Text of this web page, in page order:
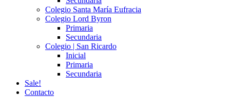
Colegio Santa María Eufracia
Colegio Lord Byron
Primaria
Secundaria
Colegio | San Ricardo
Inicial
Primaria
Secundaria
Sale!
Contacto